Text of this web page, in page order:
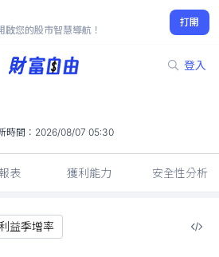
啟您的股市智慧導航！
打開
登入
2.38%
時間： 2026/08/07 05:30
表 獲利能力 安全性分析
益季增率